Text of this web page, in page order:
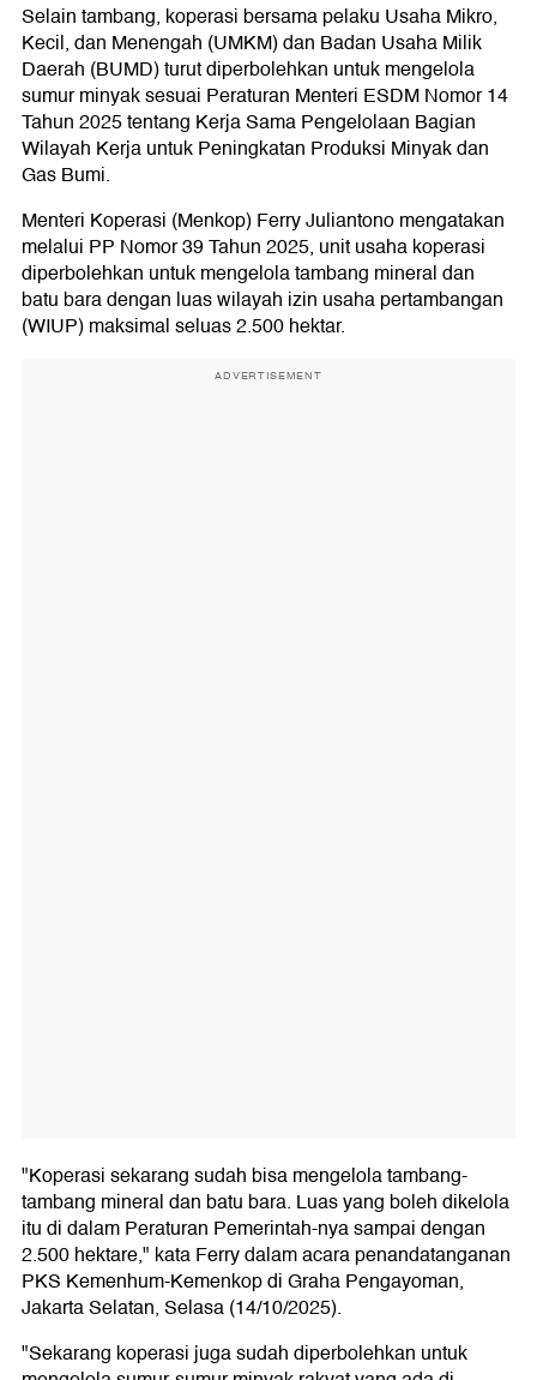
Selain tambang, koperasi bersama pelaku Usaha Mikro,
Kecil, dan Menengah (UMKM) dan Badan Usaha Milik
Daerah (BUMD) turut diperbolehkan untuk mengelola
sumur minyak sesuai Peraturan Menteri ESDM Nomor 14
Tahun 2025 tentang Kerja Sama Pengelolaan Bagian
Wilayah Kerja untuk Peningkatan Produksi Minyak dan
Gas Bumi.
Menteri Koperasi (Menkop) Ferry Juliantono mengatakan
melalui PP Nomor 39 Tahun 2025, unit usaha koperasi
diperbolehkan untuk mengelola tambang mineral dan
batu bara dengan luas wilayah izin usaha pertambangan
(WIUP) maksimal seluas 2.500 hektar.
ADVERTISEMENT
"Koperasi sekarang sudah bisa mengelola tambang-
tambang mineral dan batu bara. Luas yang boleh dikelola
itu di dalam Peraturan Pemerintah-nya sampai dengan
2.500 hektare," kata Ferry dalam acara penandatanganan
PKS Kemenhum-Kemenkop di Graha Pengayoman,
Jakarta Selatan, Selasa (14/10/2025).
"Sekarang koperasi juga sudah diperbolehkan untuk